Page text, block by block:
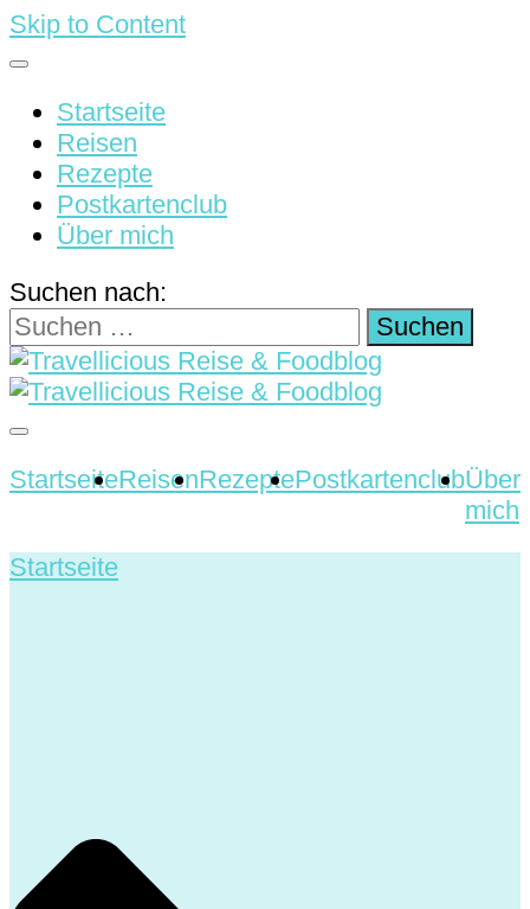
Skip to Content
Startseite
Reisen
Rezepte
Postkartenclub
Über mich
Suchen nach:
Travellicious Reise &
StartseiteReisenRezeptePostkartenclubÜber
mich
Startseite